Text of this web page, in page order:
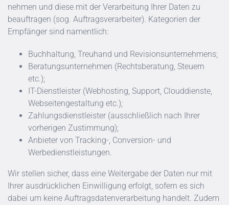
nehmen und diese mit der Verarbeitung Ihrer Daten zu
beauftragen (sog. Auftragsverarbeiter). Kategorien der
Empfänger sind namentlich:
Buchhaltung, Treuhand und Revisionsunternehmens;
Beratungsunternehmen (Rechtsberatung, Steuern
etc.);
IT-Dienstleister (Webhosting, Support, Clouddienste,
Webseitengestaltung etc.);
Zahlungsdienstleister (ausschließlich nach Ihrer
vorherigen Zustimmung);
Anbieter von Tracking-, Conversion- und
Werbedienstleistungen.
Wir stellen sicher, dass eine Weitergabe der Daten nur mit
Ihrer ausdrücklichen Einwilligung erfolgt, sofern es sich
dabei um keine Auftragsdatenverarbeitung handelt. Zudem